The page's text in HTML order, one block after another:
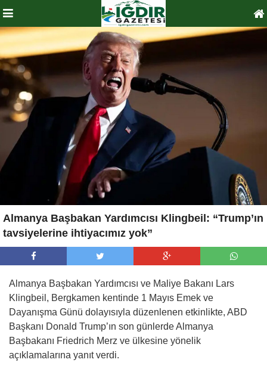
Almanya Başbakan Yardımcısı Klingbeil: “Trump’ın
tavsiyelerine ihtiyacımız yok”
Almanya Başbakan Yardımcısı ve Maliye Bakanı Lars
Klingbeil, Bergkamen kentinde 1 Mayıs Emek ve
Dayanışma Günü dolayısıyla düzenlenen etkinlikte, ABD
Başkanı Donald Trump’ın son günlerde Almanya
Başbakanı Friedrich Merz ve ülkesine yönelik
açıklamalarına yanıt verdi.